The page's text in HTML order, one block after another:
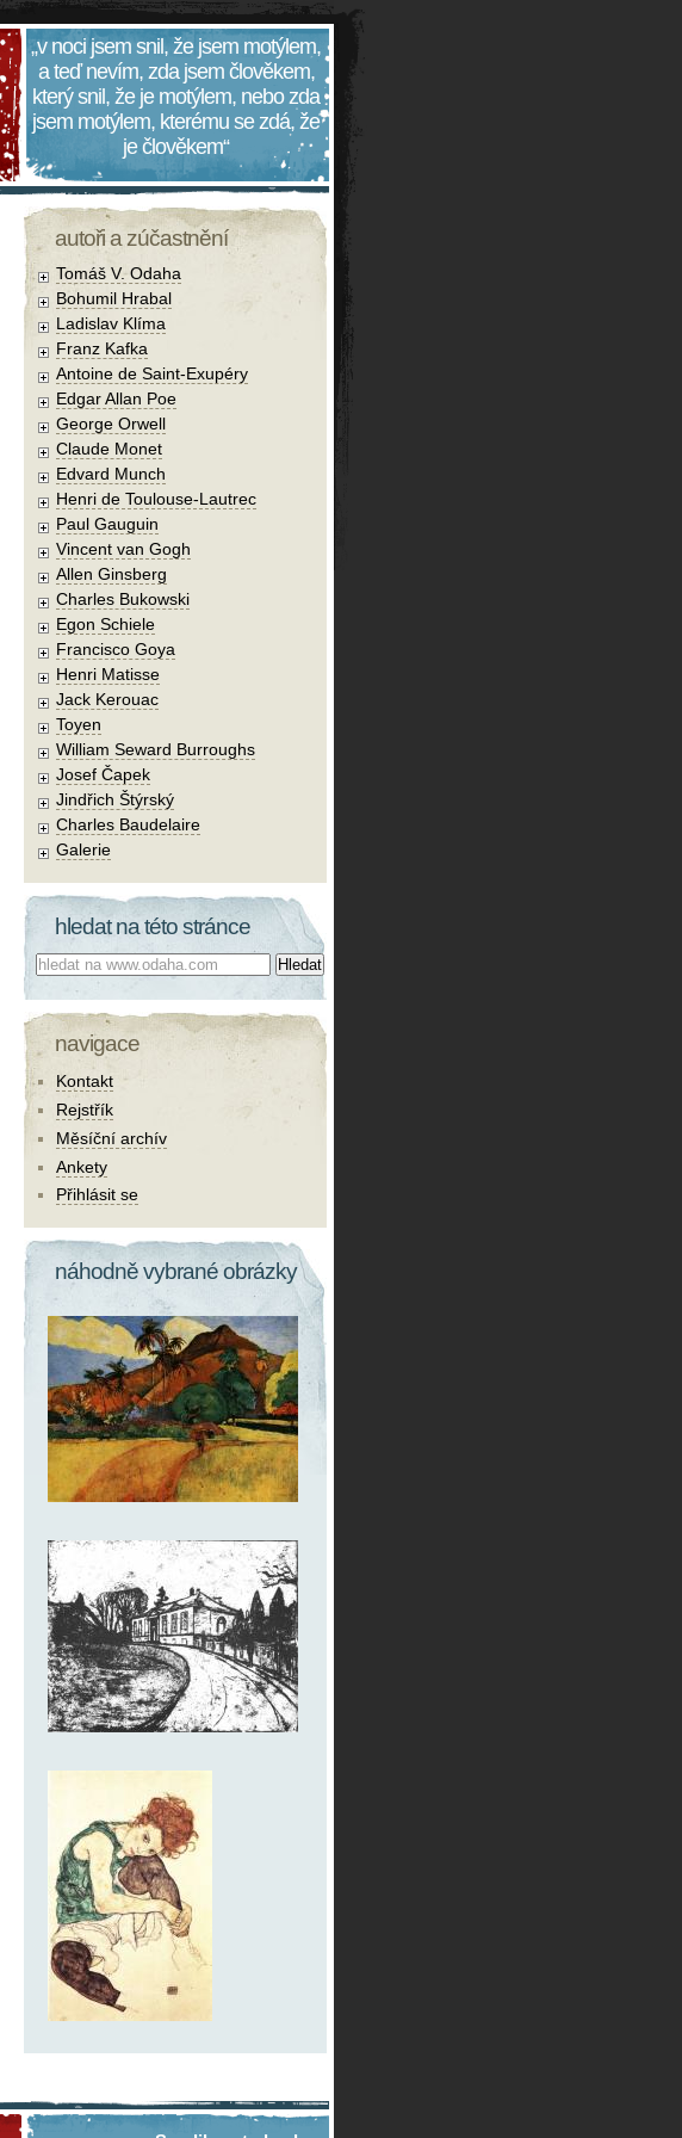
„v noci jsem snil, že jsem motýlem,
a teď nevím, zda jsem člověkem,
který snil, že je motýlem, nebo zda
jsem motýlem, kterému se zdá, že
je člověkem“
autoři a zúčastnění
Tomáš V. Odaha
Bohumil Hrabal
Ladislav Klíma
Franz Kafka
Antoine de Saint-Exupéry
Edgar Allan Poe
George Orwell
Claude Monet
Edvard Munch
Henri de Toulouse-Lautrec
Paul Gauguin
Vincent van Gogh
Allen Ginsberg
Charles Bukowski
Egon Schiele
Francisco Goya
Henri Matisse
Jack Kerouac
Toyen
William Seward Burroughs
Josef Čapek
Jindřich Štýrský
Charles Baudelaire
Galerie
hledat na této stránce
Co hledat:
navigace
Kontakt
Rejstřík
Měsíční archív
Ankety
Přihlásit se
náhodně vybrané obrázky